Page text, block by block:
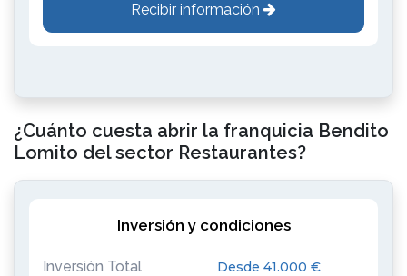
Recibir información
¿Cuánto cuesta abrir la franquicia Bendito
Lomito del sector Restaurantes?
Inversión y condiciones
Inversión Total Desde 41.000 €